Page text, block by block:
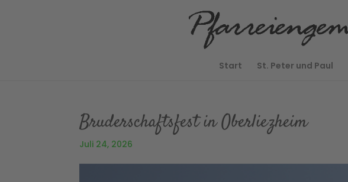
Start St. Peter und Paul
Bruderschaftsfest in Oberliezheim
Juli 24, 2026